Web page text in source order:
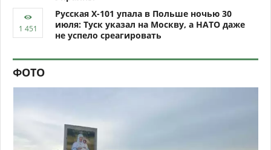
Русская Х-101 упала в Польше ночью 30
июля: Туск указал на Москву, а НАТО даже
не успело среагировать
ФОТО